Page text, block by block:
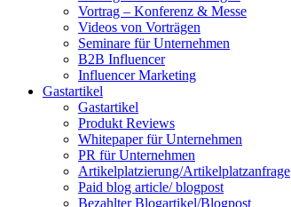
Vortrag – Konferenz & Messe
Videos von Vorträgen
Seminare für Unternehmen
B2B Influencer
Influencer Marketing
Gastartikel
Gastartikel
Produkt Reviews
Whitepaper für Unternehmen
PR für Unternehmen
Artikelplatzierung/Artikelplatzanfrage
Paid blog article/ blogpost
Bezahlter Blogartikel/Blogpost